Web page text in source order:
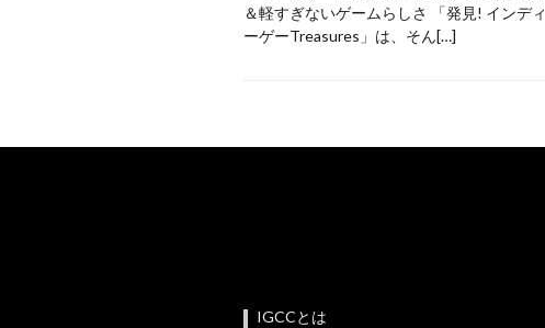
＆軽すぎないゲームらしさ 「発見! インディ
ーゲーTreasures」は、そん[…]
IGCCとは